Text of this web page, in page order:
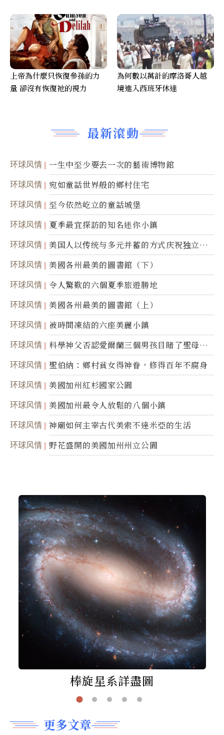
最新滾動
环球风情 一生中至少要去一次的藝術博物館
环球风情 宛如童話世界般的鄉村住宅
环球风情 至今依然屹立的童話城堡
环球风情 夏季最宜探訪的知名迷你小鎮
环球风情
美国人以传统与多元并蓄的方式庆祝独立日2
50周年
环球风情 美國各州最美的圖書館（下）
环球风情 令人驚歎的六個夏季旅遊勝地
环球风情 美國各州最美的圖書館（上）
环球风情 被時間凍結的六座美麗小鎮
环球风情
科學神父否認愛爾蘭三個男孩目睹了聖母顯
靈
环球风情 聖伯納：鄉村貧女得神眷，修得百年不腐身
环球风情 美國加州紅杉國家公園
环球风情 美國加州最令人放鬆的八個小鎮
环球风情 神廟如何主宰古代美索不達米亞的生活
环球风情 野花盛開的美國加州州立公園
上帝為什麼只恢復參孫的力
量 卻沒有恢復祂的視力
為何數以萬計的摩洛哥人越
境進入西班牙休達
棒旋星系詳盡圖
更多文章